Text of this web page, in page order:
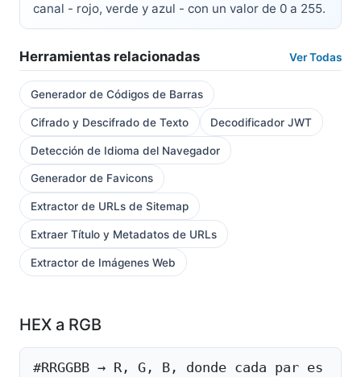
canal - rojo, verde y azul - con un valor de 0 a 255.
Herramientas relacionadas Ver Todas
Generador de Códigos de Barras
Cifrado y Descifrado de Texto Decodificador JWT
Detección de Idioma del Navegador
Generador de Favicons
Extractor de URLs de Sitemap
Extraer Título y Metadatos de URLs
Extractor de Imágenes Web
HEX a RGB
#RRGGBB → R, G, B, donde cada par es